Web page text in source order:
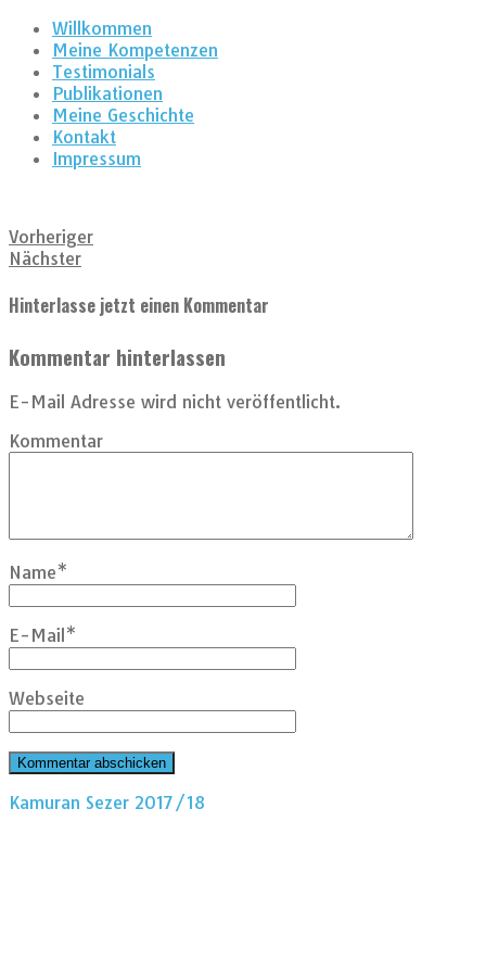
Willkommen
Meine Kompetenzen
Testimonials
Publikationen
Meine Geschichte
Kontakt
Impressum
Vorheriger
Nächster
Hinterlasse jetzt einen Kommentar
Kommentar hinterlassen
E-Mail Adresse wird nicht veröffentlicht.
Kommentar
Name*
E-Mail *
Webseite
Kamuran Sezer 2017/18